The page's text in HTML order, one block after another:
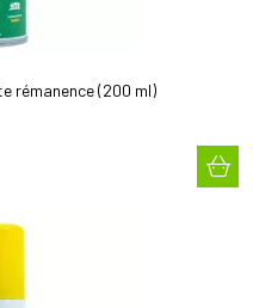
rémanence (200 ml)